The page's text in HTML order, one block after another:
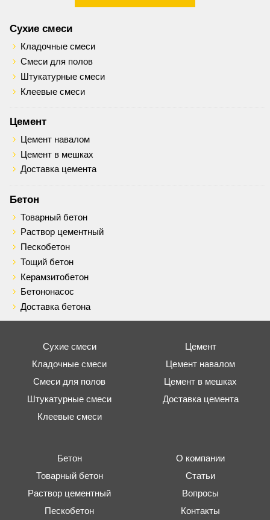
Сухие смеси
Кладочные смеси
Смеси для полов
Штукатурные смеси
Клеевые смеси
Цемент
Цемент навалом
Цемент в мешках
Доставка цемента
Бетон
Товарный бетон
Раствор цементный
Пескобетон
Тощий бетон
Керамзитобетон
Бетононасос
Доставка бетона
Сухие смеси
Кладочные смеси
Смеси для полов
Штукатурные смеси
Клеевые смеси
Цемент
Цемент навалом
Цемент в мешках
Доставка цемента
Бетон
Товарный бетон
Раствор цементный
Пескобетон
О компании
Статьи
Вопросы
Контакты